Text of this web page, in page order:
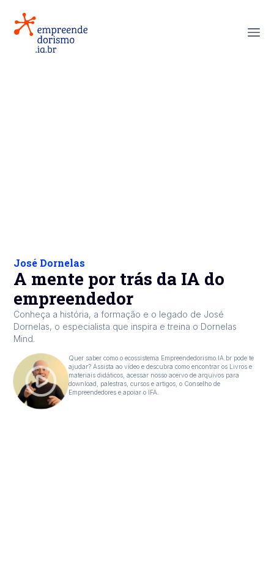
José Dornelas
A mente por trás da IA do
empreendedor
Conheça a história, a formação e o legado de José
Dornelas, o especialista que inspira e treina o Dornelas
Mind.
Quer saber como o ecossistema Empreendedorismo.IA.br pode te
ajudar? Assista ao vídeo e descubra como encontrar os Livros e
materiais didáticos, acessar nosso acervo de arquivos para
download, palestras, cursos e artigos, o Conselho de
Empreendedores e apoiar o IFA.